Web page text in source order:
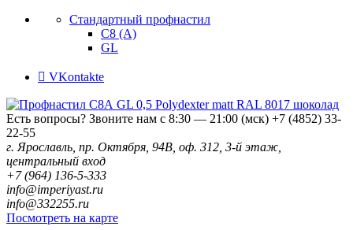
Стандартный профнастил
С8 (А)
GL
VKontakte
Есть вопросы? Звоните нам с 8:30 — 21:00 (мск) +7 (4852) 33-
22-55
г. Ярославль, пр. Октября, 94В, оф. 312, 3-й этаж,
центральный вход
+7 (964) 136-5-333
info@imperiyast.ru
info@332255.ru
Посмотреть на карте